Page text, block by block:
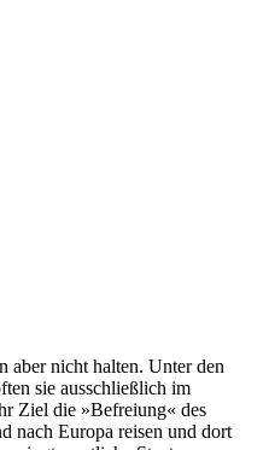
aber nicht halten. Unter den
sie ausschließlich im
Ziel die »Befreiung« des
nach Europa reisen und dort